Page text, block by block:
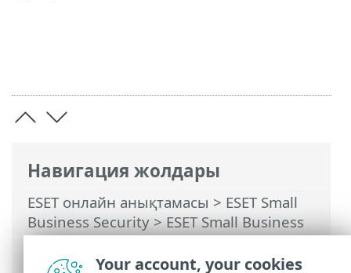
Навигация жолдары
ESET онлайн анықтамасы > ESET Small
Business Security>ESET Small Business
Security бағдарламасымен жұмыс істеу
Жаңарту> Жаңарту тапсырмаларын
Your account, your cookies